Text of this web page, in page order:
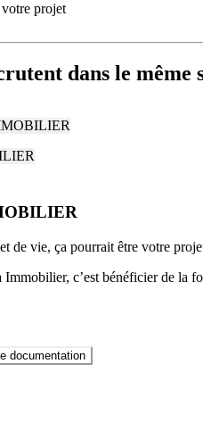
projet
dans le même
de vie, ça pourrait être votre
c’est bénéficier de la
documentation